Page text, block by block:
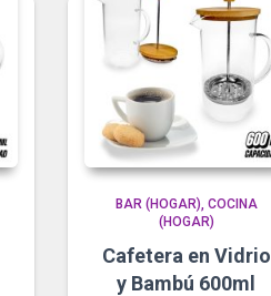
BAR (HOGAR) COCINA
(HOGAR)
Cafetera en Vidrio
y Bambú 600ml